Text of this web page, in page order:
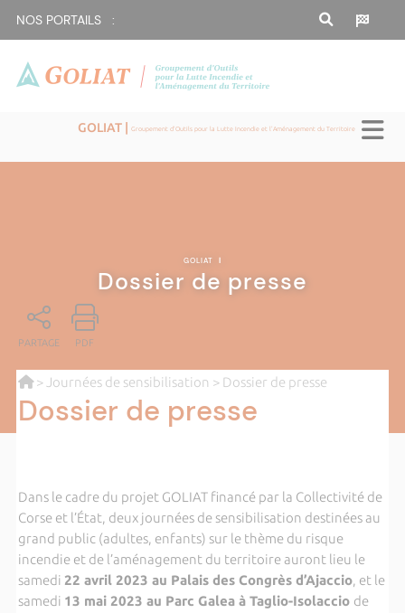
NOS PORTAILS :
GOLIAT |Groupement d'Outils pour la Lutte Incendie et l'Aménagement du Territoire
GOLIAT |
Dossier de presse
PARTAGE PDF
> Journées de sensibilisation > Dossier de presse
Dossier de presse
Dans le cadre du projet GOLIAT financé par la Collectivité de
Corse et l’État, deux journées de sensibilisation destinées au
grand public (adultes, enfants) sur le thème du risque
incendie et de l’aménagement du territoire auront lieu le
samedi 22 avril 2023 au Palais des Congrès d’Ajaccio, et le
samedi 13 mai 2023 au Parc Galea à Taglio-Isolaccio de